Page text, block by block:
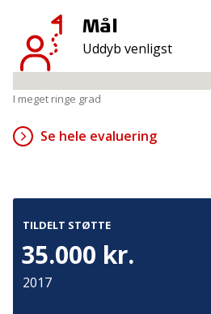
Mål
Uddyb venligst
I meget ringe grad
Se hele evaluering
TILDELT STØTTE
35.000 kr.
2017
45 26 08 00
info@trygfonden.dk
TryghedsGruppen
T:45 26 08 26
Presse
Cookies
Persondata